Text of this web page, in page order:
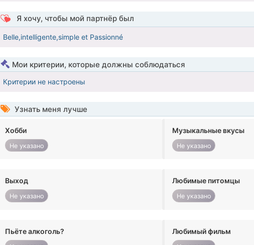
Я хочу, чтобы мой партнёр был
Belle,intelligente,simple et Passionné
Мои критерии, которые должны соблюдаться
Критерии не настроены
Узнать меня лучше
Хобби
Не указано
Музыкальные вкусы
Не указано
Выход
Не указано
Любимые питомцы
Не указано
Пьёте алкоголь? Любимый фильм